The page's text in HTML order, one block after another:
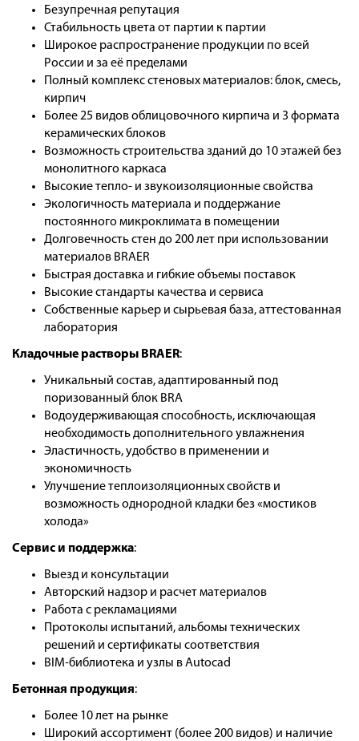
Безупречная репутация
Стабильность цвета от партии к партии
Широкое распространение продукции по всей
России и за её пределами
Полный комплекс стеновых материалов: блок, смесь,
кирпич
Более 25 видов облицовочного кирпича и 3 формата
керамических блоков
Возможность строительства зданий до 10 этажей без
монолитного каркаса
Высокие тепло- и звукоизоляционные свойства
Экологичность материала и поддержание
постоянного микроклимата в помещении
Долговечность стен до 200 лет при использовании
материалов BRAER
Быстрая доставка и гибкие объемы поставок
Высокие стандарты качества и сервиса
Собственные карьер и сырьевая база, аттестованная
лаборатория
Кладочные растворы BRAER:
Уникальный состав, адаптированный под
поризованный блок BRA
Водоудерживающая способность, исключающая
необходимость дополнительного увлажнения
Эластичность, удобство в применении и
экономичность
Улучшение теплоизоляционных свойств и
возможность однородной кладки без «мостиков
холода»
Сервис и поддержка:
Выезд и консультации
Авторский надзор и расчет материалов
Работа с рекламациями
Протоколы испытаний, альбомы технических
решений и сертификаты соответствия
BIM-библиотека и узлы в Autocad
Бетонная продукция:
Более 10 лет на рынке
Широкий ассортимент (более 200 видов) и наличие